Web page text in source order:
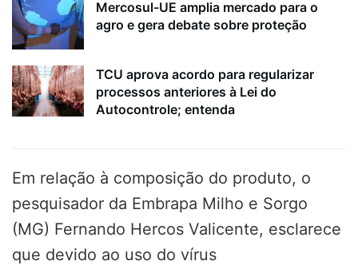
Mercosul-UE amplia mercado para o
agro e gera debate sobre proteção
TCU aprova acordo para regularizar
processos anteriores à Lei do
Autocontrole; entenda
Em relação à composição do produto, o
pesquisador da Embrapa Milho e Sorgo
(MG) Fernando Hercos Valicente, esclarece
que devido ao uso do vírus